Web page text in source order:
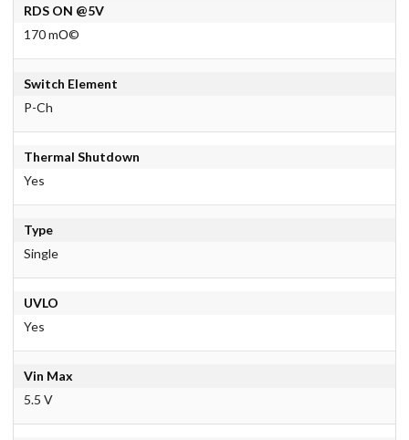
RDS ON @5V
170 mО©
Switch Element
P-Ch
Thermal Shutdown
Yes
Type
Single
UVLO
Yes
Vin Max
5.5 V